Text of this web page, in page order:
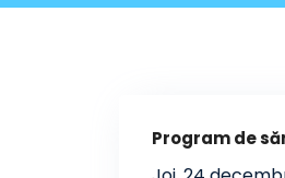
Program de